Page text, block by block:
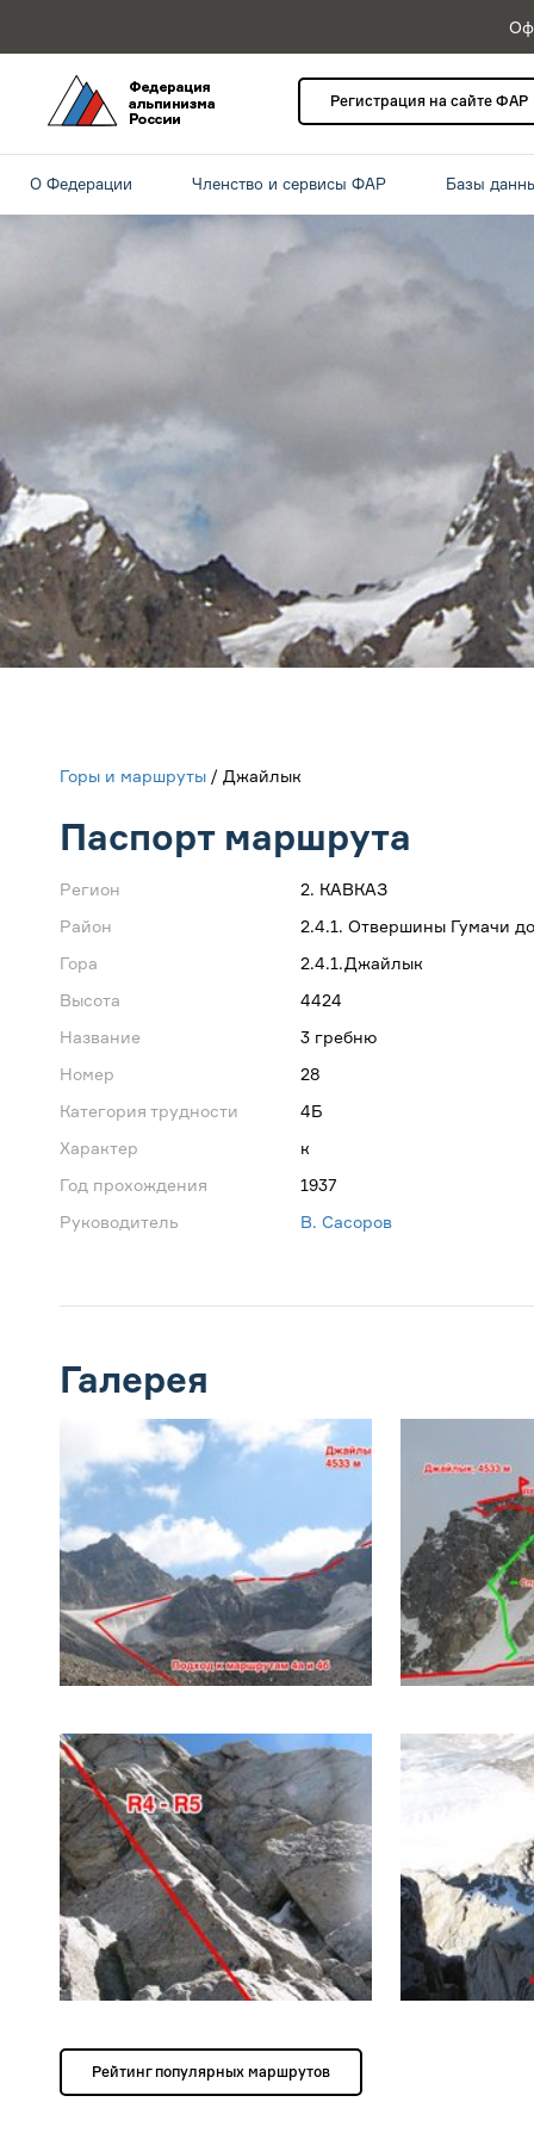
Регистрация на сайте ФАР
О Федерации Членство и сервисы ФАР Базы
Горы и маршруты / Джайлык
Паспорт маршрута
Регион
2. КАВКАЗ
Район
2.4.1. Отвершины Гумачи
Гора
2.4.1.Джайлык
Высота
4424
Название
3 гребню
Номер
28
Категория трудности
4Б
Характер
к
Год прохождения
1937
Руководитель
В. Сасоров
Галерея
Рейтинг популярных маршрутов